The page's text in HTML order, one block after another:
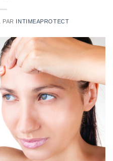
PAR INTIMEAPROTECT